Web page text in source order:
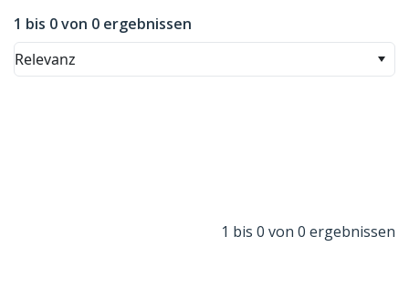
1 bis 0 von 0 ergebnissen
Relevanz
1 bis 0 von 0 ergebnissen